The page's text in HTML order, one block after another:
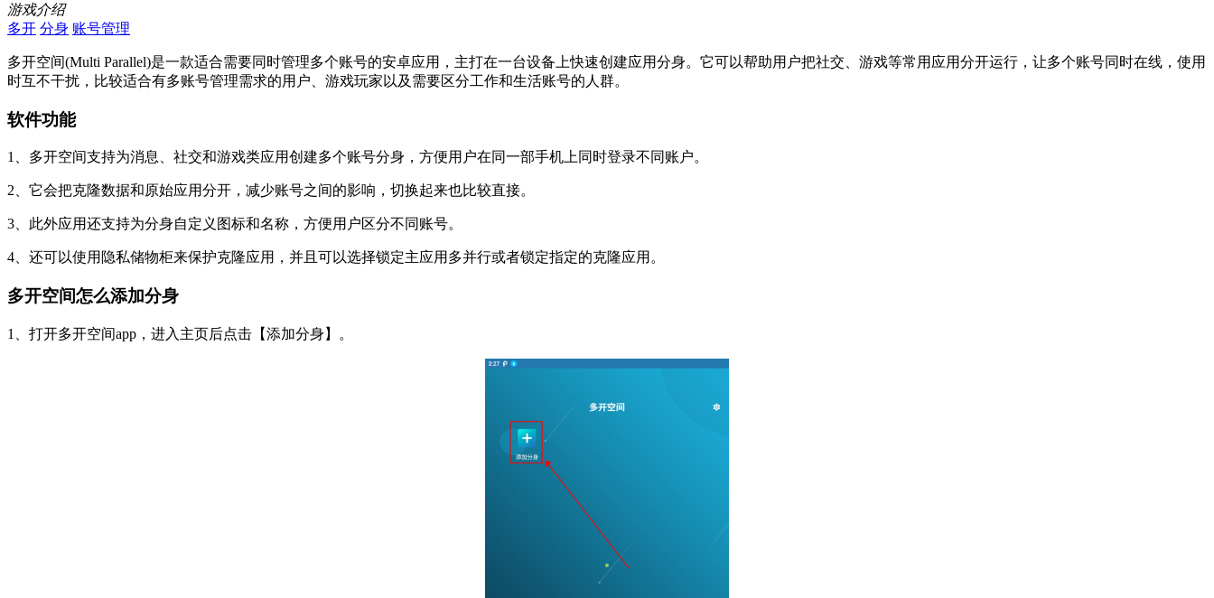
游戏介绍
多开 分身 账号管理
多开空间(Multi Parallel)是一款适合需要同时管理多个账号的安卓应用，主打在一台设备上快速创建应用分身。它可以帮助用户把社交、游戏等常用应用分开运行，让多个账号同时在线，使用
时互不干扰，比较适合有多账号管理需求的用户、游戏玩家以及需要区分工作和生活账号的人群。
软件功能
1、多开空间支持为消息、社交和游戏类应用创建多个账号分身，方便用户在同一部手机上同时登录不同账户。
2、它会把克隆数据和原始应用分开，减少账号之间的影响，切换起来也比较直接。
3、此外应用还支持为分身自定义图标和名称，方便用户区分不同账号。
4、还可以使用隐私储物柜来保护克隆应用，并且可以选择锁定主应用多并行或者锁定指定的克隆应用。
多开空间怎么添加分身
1、打开多开空间app，进入主页后点击【添加分身】。